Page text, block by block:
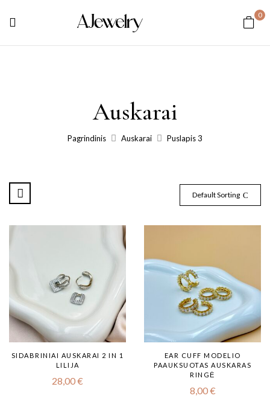
0
Auskarai
Pagrindinis Auskarai Puslapis 3
Default Sorting
SIDABRINIAI AUSKARAI 2 IN 1
LILIJA
28,00€
EAR CUFF MODELIO
PAAUKSUOTAS AUSKARAS
RINGĖ
8,00€